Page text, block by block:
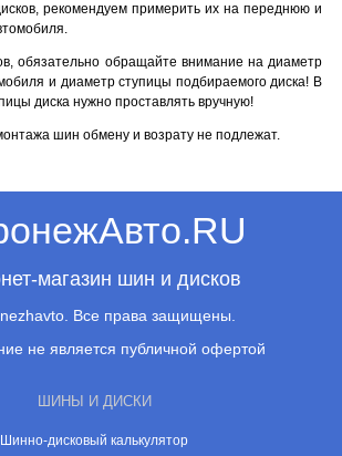
рекомендуем примерить их на переднюю и
обязательно обращайте внимание на диаметр
и диаметр ступицы подбираемого диска! В
диска нужно проставлять вручную!
шин обмену и возрату не подлежат.
магазин шин и дисков
Все права защищены.
не является публичной офертой
ШИНЫ И ДИСКИ
Шинно-дисковый калькулятор